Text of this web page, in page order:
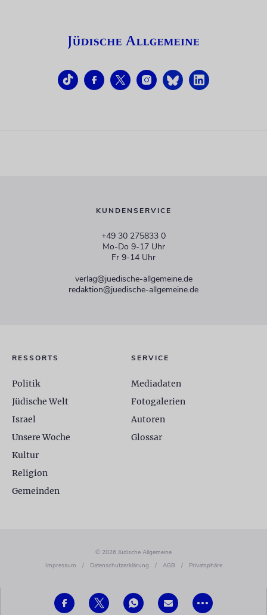
•••
KUNDENSERVICE
+49 30 275833 0
Mo-Do 9-17 Uhr
Fr 9-14 Uhr
verlag@juedische-allgemeine.de
redaktion@juedische-allgemeine.de
RESSORTS
Politik
Jüdische Welt
Israel
Unsere Woche
Kultur
Religion
Gemeinden
SERVICE
Mediadaten
Fotogalerien
Autoren
Glossar
© 2026 Jüdische Allgemeine
Impressum
/ Datenschutzerklärung / AGB / Privatsphäre